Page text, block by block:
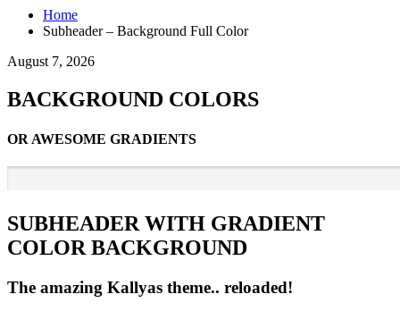
Home
Subheader – Background Full Color
August 7, 2026
BACKGROUND COLORS
OR AWESOME GRADIENTS
SUBHEADER WITH GRADIENT
COLOR BACKGROUND
The amazing Kallyas theme.. reloaded!